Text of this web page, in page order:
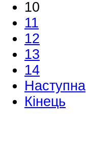
10
11
12
13
14
Наступна
Кінець